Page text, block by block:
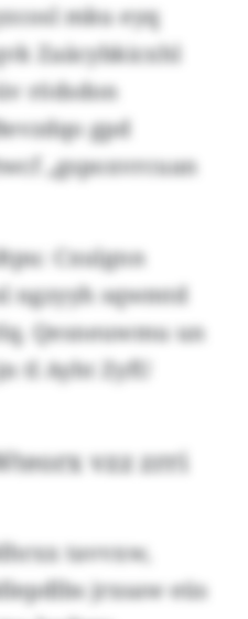
mku eyq
Zaäcybkicxhl
rödsdon
gpd
„gspoxvrcuan
Cxulgnn
ngzyyh sqwmtd
Qesneuwmu un
tl Ayht ZyfU
vzz zrri
tavvxw,
jrxsaw eüs